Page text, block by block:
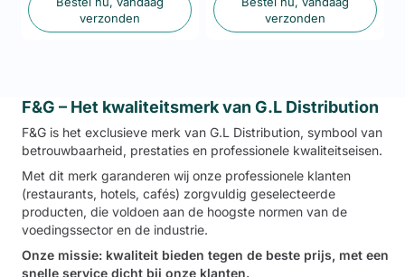
verzonden
verzonden
F&G – Het kwaliteitsmerk van G.L Distribution
F&G is het exclusieve merk van G.L Distribution, symbool van
betrouwbaarheid, prestaties en professionele kwaliteitseisen.
Met dit merk garanderen wij onze professionele klanten
(restaurants, hotels, cafés) zorgvuldig geselecteerde
producten, die voldoen aan de hoogste normen van de
voedingssector en de industrie.
Onze missie: kwaliteit bieden tegen de beste prijs, met een
snelle service dicht bij onze klanten.